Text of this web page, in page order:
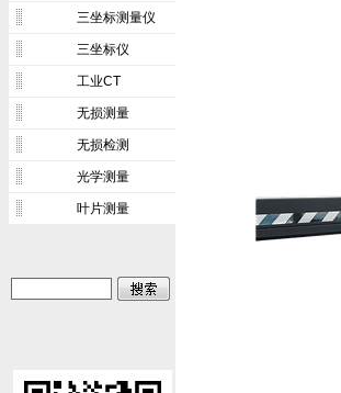
三坐标测量仪
三坐标仪
工业CT
无损测量
无损检测
光学测量
叶片测量